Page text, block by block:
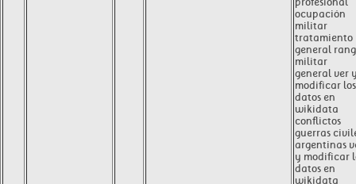
ocupación
militar
tratamiento
general
militar
general ver
modificar los
datos en
wikidata
conflictos
guerras
argentinas
y modificar
datos en
wikidata